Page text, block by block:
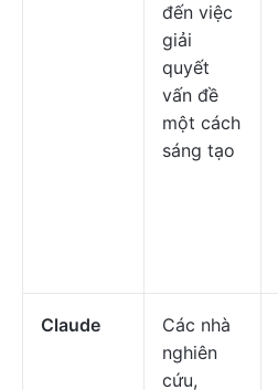
đến việc
giải
quyết
vấn đề
một cách
sáng tạo
Claude
Các nhà
nghiên
cứu,